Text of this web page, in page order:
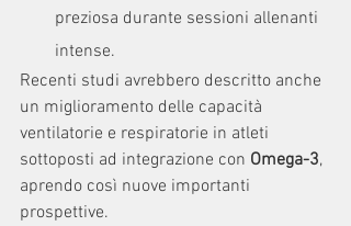
preziosa durante sessioni allenanti
intense.
Recenti studi avrebbero descritto anche
un miglioramento delle capacità
ventilatorie e respiratorie in atleti
sottoposti ad integrazione con Omega-3,
aprendo così nuove importanti
prospettive.